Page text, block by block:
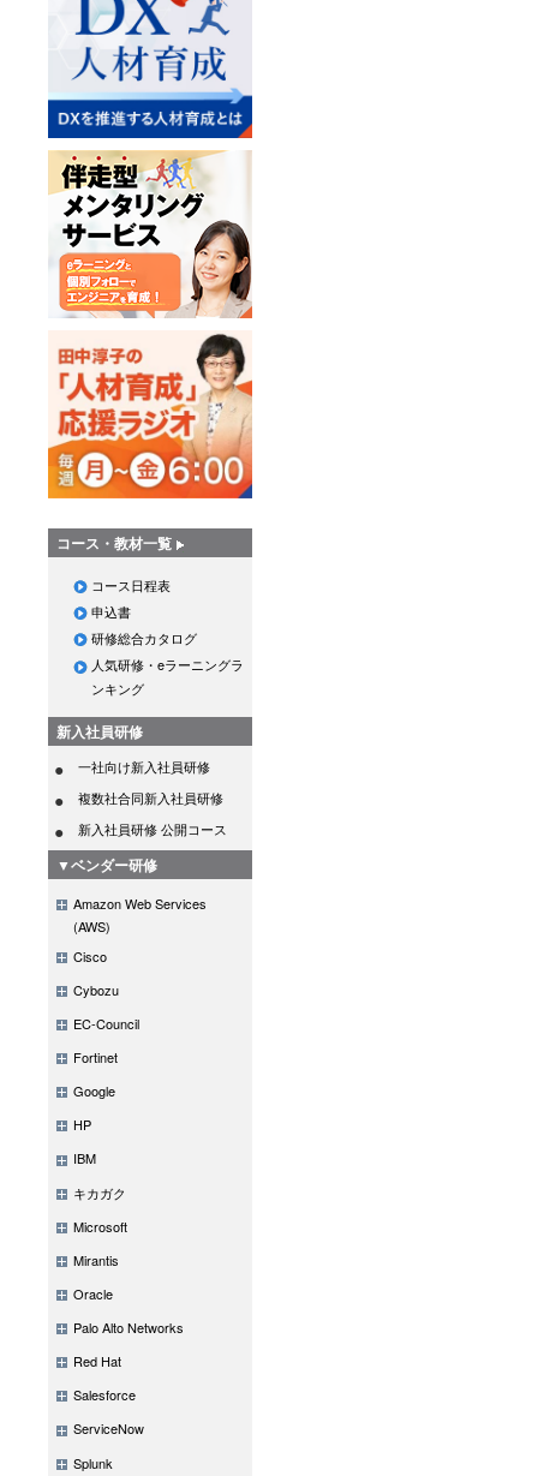
コース・教材一覧
コース日程表
申込書
研修総合カタログ
人気研修・eラーニングラ
ンキング
新入社員研修
一社向け新入社員研修
複数社合同新入社員研修
新入社員研修 公開コース
▼ベンダー研修
Amazon Web Services
(AWS)
Cisco
Cybozu
EC-Council
Fortinet
Google
HP
IBM
キカガク
Microsoft
Mirantis
Oracle
Palo Alto Networks
Red Hat
Salesforce
ServiceNow
Splunk